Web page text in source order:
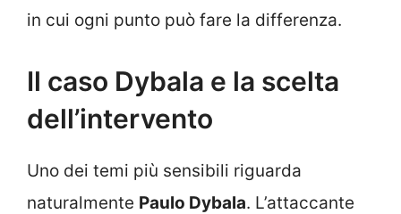
in cui ogni punto può fare la differenza.
Il caso Dybala e la scelta
dell’intervento
Uno dei temi più sensibili riguarda
naturalmente Paulo Dybala. L’attaccante